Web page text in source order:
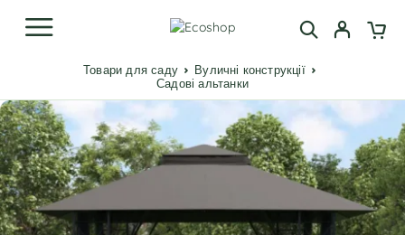
Товари для саду
Вуличні конструкції
Садові альтанки